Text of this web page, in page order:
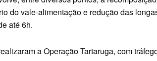
do vale-alimentação e redução das
até 6h.
a Operação Tartaruga, com